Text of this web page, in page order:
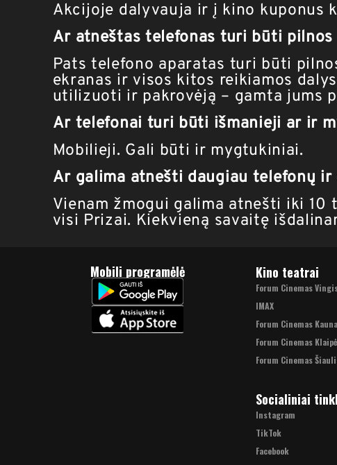
Akcijoje dalyvauja ir į kino kuponus
Ar atneštas telefonas turi būti
Pats telefono aparatas turi būti
ekranas ir visos kitos reikiamos
utilizuoti ir pakrovėją – gamta jums
Ar telefonai turi būti išmanieji ar ir
Mobilieji. Gali būti ir mygtukiniai.
Ar galima atnešti daugiau telefonų
Vienam žmogui galima atnešti iki
visi Prizai. Kiekvieną savaitę
Mobili programėlė Kino teatrai
Forum Cinemas
IMAX
Forum Cinemas
Forum Cinemas
Forum Cinemas
Socialiniai
Instagram
TikTok
Facebook